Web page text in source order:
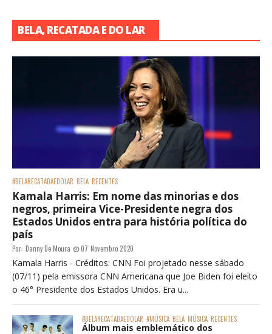
BELA, RECATADA E DO LAR
#BELARECATADAEDOLAR BELA RECENTES
Kamala Harris: Em nome das minorias e dos
negros, primeira Vice-Presidente negra dos
Estados Unidos entra para história política do
país
Por: Danny De Moura 07 Novembro 2020
Kamala Harris - Créditos: CNN Foi projetado nesse sábado
(07/11) pela emissora CNN Americana que Joe Biden foi eleito
o 46° Presidente dos Estados Unidos. Era u...
#BELARECATADAEDOLAR #MÚSICA BELA MÚSICA RECENTES
Álbum mais emblemático dos